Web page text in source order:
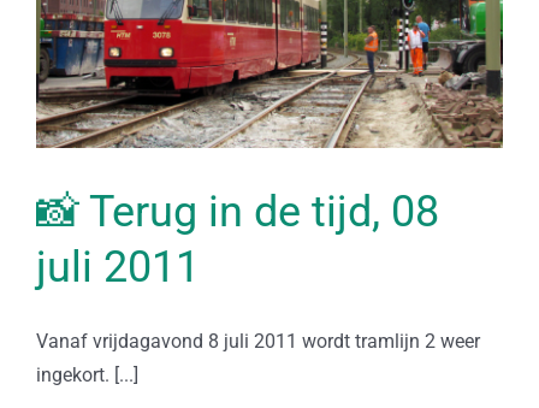
📸 Terug in de tijd, 08
juli 2011
Vanaf vrijdagavond 8 juli 2011 wordt tramlijn 2 weer
ingekort. [...]